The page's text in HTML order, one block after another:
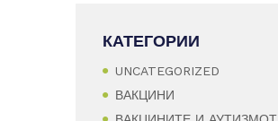
КАТЕГОРИИ
UNCATEGORIZED
ВАКЦИНИ